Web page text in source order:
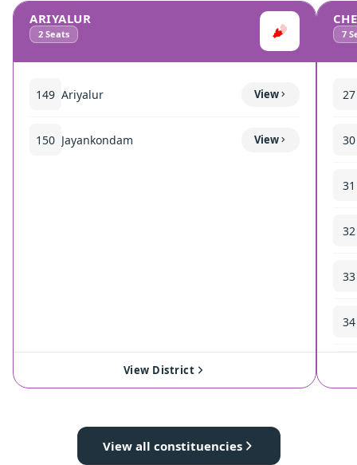
ARIYALUR
2 Seats
149 Ariyalur View
150 Jayankondam View
View District
7
27
30
31
32
33
34
View all constituencies